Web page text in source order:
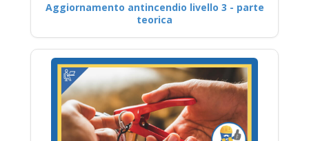
Aggiornamento antincendio livello 3 - parte
teorica